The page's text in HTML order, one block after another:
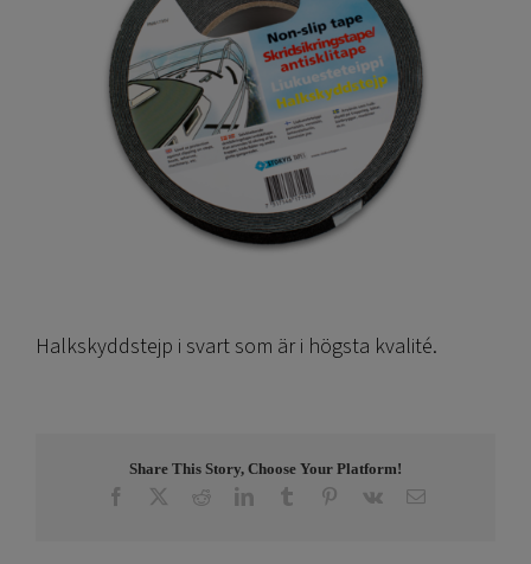
Halkskyddstejp i svart som är i högsta kvalité.
Share This Story, Choose Your Platform!
Facebook RedditLinkedInTumblr Pinterest
Vk E-